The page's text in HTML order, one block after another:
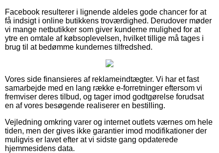
Facebook resulterer i lignende aldeles gode chancer for at
få indsigt i online butikkens troværdighed. Derudover møder
vi mange netbutikker som giver kunderne mulighed for at
ytre en omtale af købsoplevelsen, hvilket tillige må tages i
brug til at bedømme kundernes tilfredshed.
Vores side finansieres af reklameindtægter. Vi har et fast
samarbejde med en lang række e-forretninger eftersom vi
fremviser deres tilbud, og tager imod godtgørelse forudsat
en af vores besøgende realiserer en bestilling.
Vejledning omkring varer og internet outlets værnes om hele
tiden, men der gives ikke garantier imod modifikationer der
muligvis er lavet efter at vi sidste gang opdaterede
hjemmesidens data.